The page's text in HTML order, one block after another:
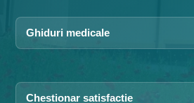
Ghiduri medicale
Chestionar satisfactie